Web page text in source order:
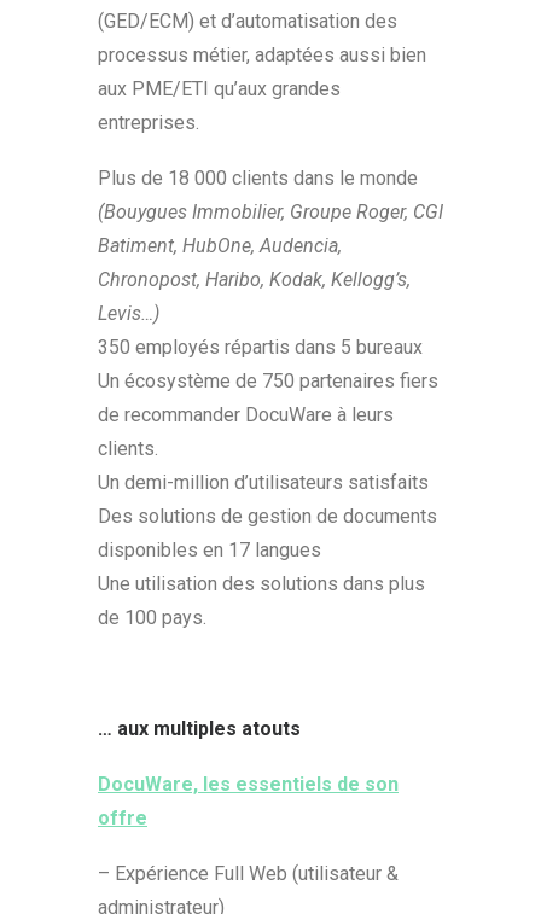
(GED/ECM) et d’automatisation des
processus métier, adaptées aussi bien
aux PME/ETI qu’aux grandes
entreprises.
Plus de 18 000 clients dans le monde
(Bouygues Immobilier, Groupe Roger, CGI
Batiment, HubOne, Audencia,
Chronopost, Haribo, Kodak, Kellogg’s,
Levis…)
350 employés répartis dans 5 bureaux
Un écosystème de 750 partenaires fiers
de recommander DocuWare à leurs
clients.
Un demi-million d’utilisateurs satisfaits
Des solutions de gestion de documents
disponibles en 17 langues
Une utilisation des solutions dans plus
de 100 pays.
… aux multiples atouts
DocuWare, les essentiels de son
offre
– Expérience Full Web (utilisateur &
administrateur)